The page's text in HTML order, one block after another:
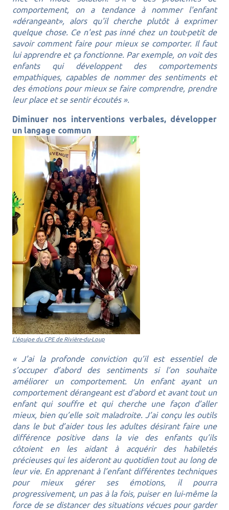
comportement, on a tendance à nommer l'enfant
«dérangeant», alors qu'il cherche plutôt à exprimer
quelque chose. Ce n'est pas inné chez un tout-petit de
savoir comment faire pour mieux se comporter. Il faut
lui apprendre et ça fonctionne. Par exemple, on voit des
enfants qui développent des comportements
empathiques, capables de nommer des sentiments et
des émotions pour mieux se faire comprendre, prendre
leur place et se sentir écoutés».
Diminuer nos interventions verbales, développer
un langage commun
L'équipe du CPE de Rivière-du-Loup
« J'ai la profonde conviction qu’il est essentiel de
s’occuper d’abord des sentiments si l’on souhaite
améliorer un comportement. Un enfant ayant un
comportement dérangeant est d’abord et avant tout un
enfant qui souffre et qui cherche une façon d’aller
mieux, bien qu’elle soit maladroite. J’ai conçu les outils
dans le but d’aider tous les adultes désirant faire une
différence positive dans la vie des enfants qu’ils
côtoient en les aidant à acquérir des habiletés
précieuses qui les aideront au quotidien tout au long de
leur vie. En apprenant à l’enfant différentes techniques
pour mieux gérer ses émotions, il pourra
progressivement, un pas à la fois, puiser en lui-même la
force de se distancer des situations vécues pour garder